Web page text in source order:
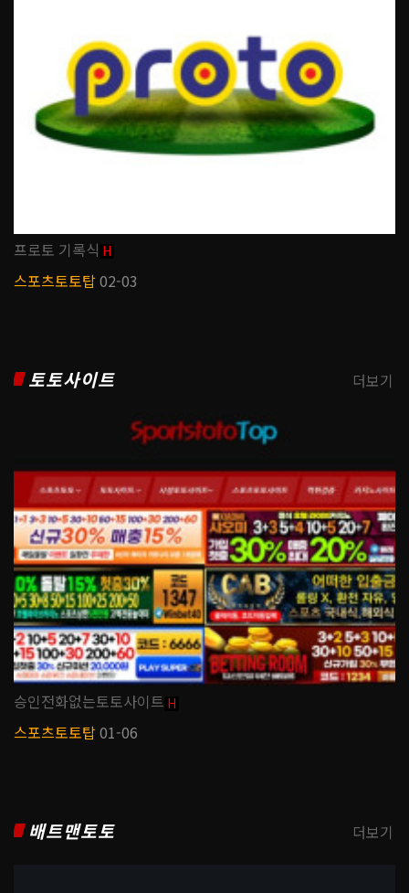
프로토 기록식 H
스포츠토토탑02-03
토토사이트
승인전화없는토토사이트 H
스포츠토토탑01-06
더보기
배트맨토토 더보기